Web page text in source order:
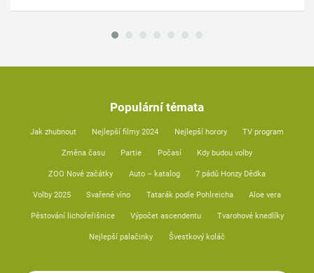
Populární témata
Jak zhubnout Nejlepší filmy 2024 Nejlepší horory TV program
Změna času Partie Počasí Kdy budou volby
ZOO Nové začátky Auto – katalog 7 pádů Honzy Dědka
Volby 2025 Svařené víno Tatarák podle Pohlreicha Aloe vera
Pěstování lichořeřišnice Výpočet ascendentu Tvarohové knedlíky
Nejlepší palačinky Švestkový koláč